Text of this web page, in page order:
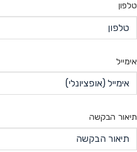
טלפון
אימייל
תיאור הבקשה